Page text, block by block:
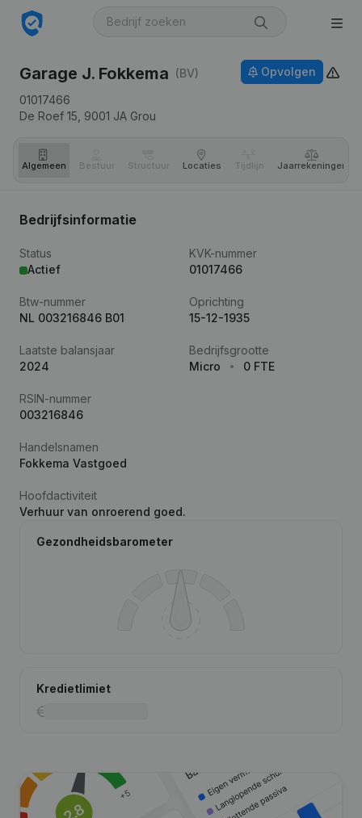
Garage J. Fokkema (BV)
01017466
De Roef 15, 9001 JA Grou
Opvolgen
Algemeen Bestuur Structuur Locaties Tijdlijn Jaar­rekeningen
Bedrijfsinformatie
Status
Actief
KVK-nummer
01017466
Btw-nummer
NL 003216846 B01
Oprichting
15-12-1935
Laatste balansjaar
2024
Bedrijfsgrootte
Micro
0 FTE
RSIN-nummer
003216846
Handelsnamen
Fokkema Vastgoed
Hoofdactiviteit
Verhuur van onroerend goed.
Gezondheidsbarometer
Kredietlimiet